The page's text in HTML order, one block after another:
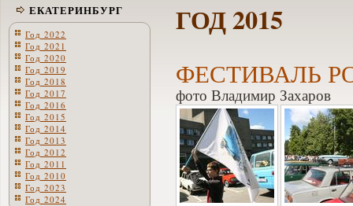
ЕКАТЕРИНБУРГ
Год 2022
Год 2021
Год 2020
Год 2019
Год 2018
Год 2017
Год 2016
Год 2015
Год 2014
Год 2013
Год 2012
Год 2011
Год 2010
Год 2023
Год 2024
ГОД 2015
ФЕСТИВАЛЬ
фото Владимир Захаров